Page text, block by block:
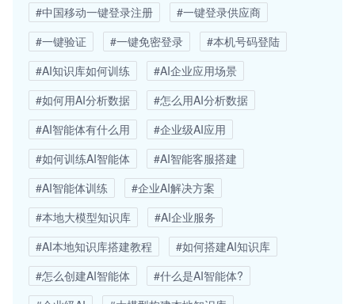
#中国移动一键登录注册
#一键登录供应商
#一键验证
#一键免密登录
#本机号码登陆
#AI知识库如何训练
#AI企业应用场景
#如何用AI分析数据
#怎么用AI分析数据
#AI智能体有什么用
#企业级AI应用
#如何训练AI智能体
#AI智能客服搭建
#AI智能体训练
#企业AI解决方案
#本地大模型知识库
#AI企业服务
#AI本地知识库搭建教程
#如何搭建AI知识库
#怎么创建AI智能体
#什么是AI智能体?